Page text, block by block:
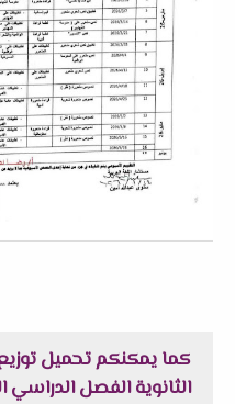
كما يمكنكم تحميل